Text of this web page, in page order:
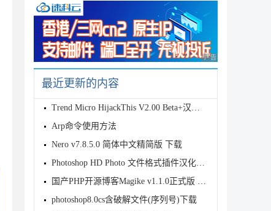
广告 商业广告，理性
最近更新的内容
Trend Micro HijackThis V2.00 Beta+汉化 下
Arp命令使用方法
Nero v7.8.5.0 简体中文精简版 下载
Photoshop HD Photo 文件格式插件汉化绿色版 下载
国产PHP开源博客Magike v1.1.0正式版 官方下载
photoshop8.0cs含破解文件(序列号)下载